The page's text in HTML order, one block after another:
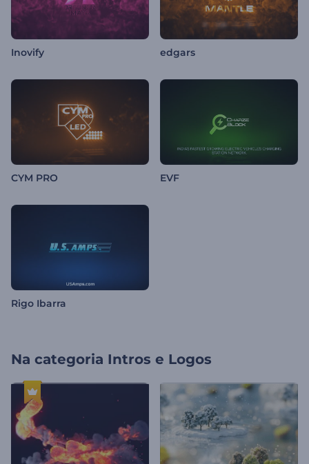
Inovify edgars
CYM PRO EVF
Rigo Ibarra
Na categoria Intros e Logos